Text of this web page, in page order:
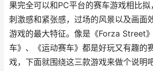
果完全可以和PC平台的赛车游戏相比
刺激感和紧张感，过场的风景以及画面
游戏的最大特征。像是《Forza Street
车》、《运动赛车》都是好玩又有趣的
戏，下面就围绕这三款游戏来做个说明吧